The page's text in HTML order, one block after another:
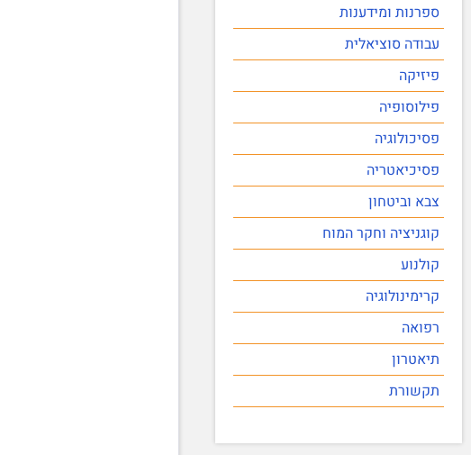
ספרנות ומידענות
עבודה סוציאלית
פיזיקה
פילוסופיה
פסיכולוגיה
פסיכיאטריה
צבא וביטחון
קוגניציה וחקר המוח
קולנוע
קרימינולוגיה
רפואה
תיאטרון
תקשורת